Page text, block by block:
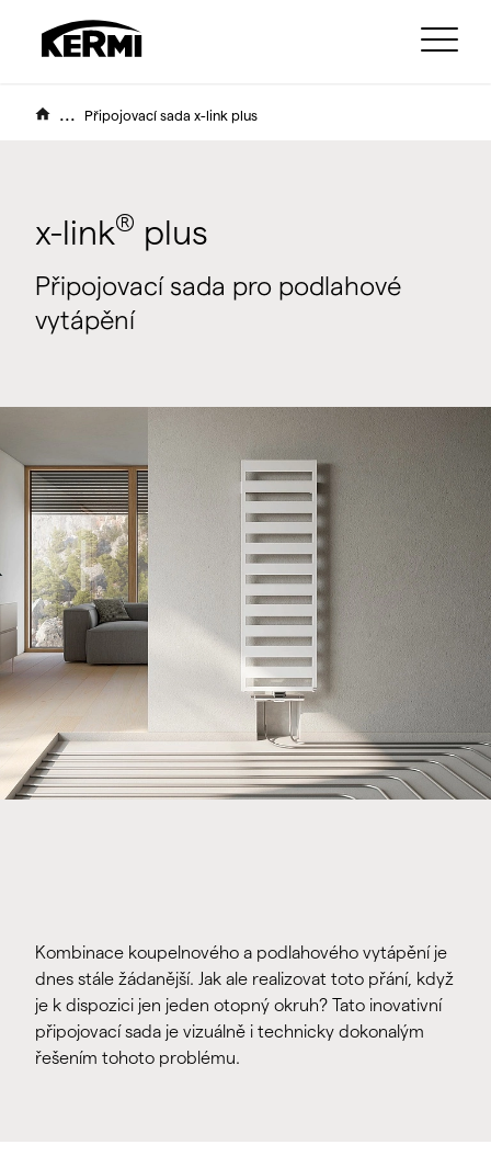
... Připojovací sada x-link plus
x-link® plus
Připojovací sada pro podlahové
vytápění
Kombinace koupelnového a podlahového vytápění je
dnes stále žádanější. Jak ale realizovat toto přání, když
je k dispozici jen jeden otopný okruh? Tato inovativní
připojovací sada je vizuálně i technicky dokonalým
řešením tohoto problému.